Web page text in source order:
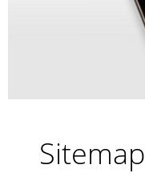
Sitemap